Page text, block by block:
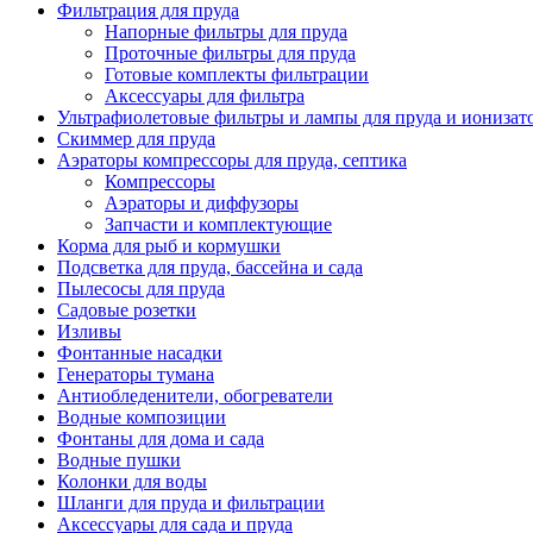
Фильтрация для пруда
Напорные фильтры для пруда
Проточные фильтры для пруда
Готовые комплекты фильтрации
Аксессуары для фильтра
Ультрафиолетовые фильтры и лампы для пруда и
Скиммер для пруда
Аэраторы компрессоры для пруда, септика
Компрессоры
Аэраторы и диффузоры
Запчасти и комплектующие
Корма для рыб и кормушки
Подсветка для пруда, бассейна и сада
Пылесосы для пруда
Садовые розетки
Изливы
Фонтанные насадки
Генераторы тумана
Антиобледенители, обогреватели
Водные композиции
Фонтаны для дома и сада
Водные пушки
Колонки для воды
Шланги для пруда и фильтрации
Аксессуары для сада и пруда